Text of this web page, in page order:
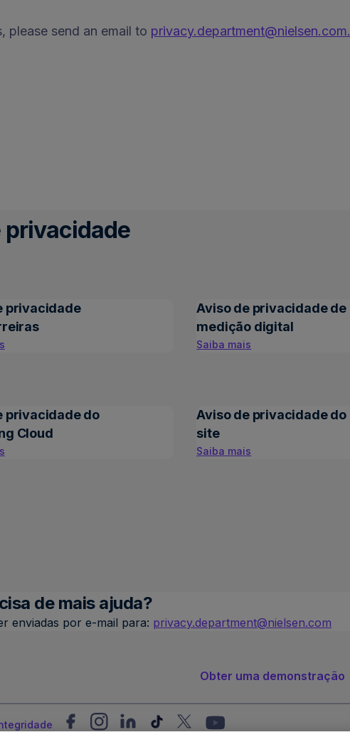
please send an email to privacy.department@nielsen.com.
privacidade
privacidade
Aviso de privacidade de
medição digital
Saiba mais
privacidade do
Cloud
Aviso de privacidade do
site
Saiba mais
de mais ajuda?
enviadas por e-mail para: privacy.department@nielsen.com
Obter uma demonstração